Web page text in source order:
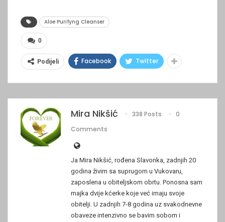
Aloe Purifyng Cleanser
0
Podijeli Facebook Twitter
Mira Nikšić 338 Posts
0
Comments
Ja Mira Nikšić, rođena Slavonka, zadnjih 20
godina živim sa suprugom u Vukovaru,
zaposlena u obiteljskom obrtu. Ponosna sam
majka dvije kćerke koje već imaju svoje
obitelji. U zadnjih 7-8 godina uz svakodnevne
obaveze intenzivno se bavim sobom i